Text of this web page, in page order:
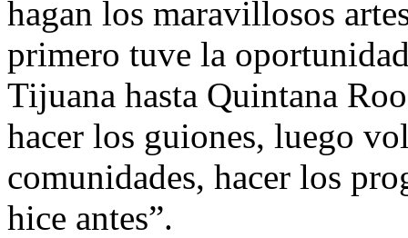
hagan los maravillosos
primero tuve la
Tijuana hasta Quintana
hacer los guiones, luego
comunidades, hacer los
hice antes”.